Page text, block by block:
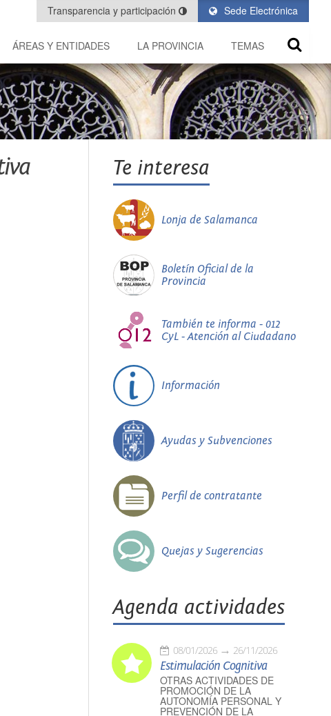
Sede Electrónica
Transparencia y participación
ÁREAS Y ENTIDADES LA PROVINCIA TEMAS
Te interesa
Lonja de Salamanca
Boletín Oficial de la
Provincia
También te informa - 012
CyL - Atención al Ciudadano
Información
Ayudas y Subvenciones
Perfil de contratante
Quejas y Sugerencias
Agenda actividades
08/01/2026 26/11/2026
Estimulación Cognitiva
OTRAS ACTIVIDADES DE
PROMOCIÓN DE LA
AUTONOMÍA PERSONAL Y
PREVENCIÓN DE LA